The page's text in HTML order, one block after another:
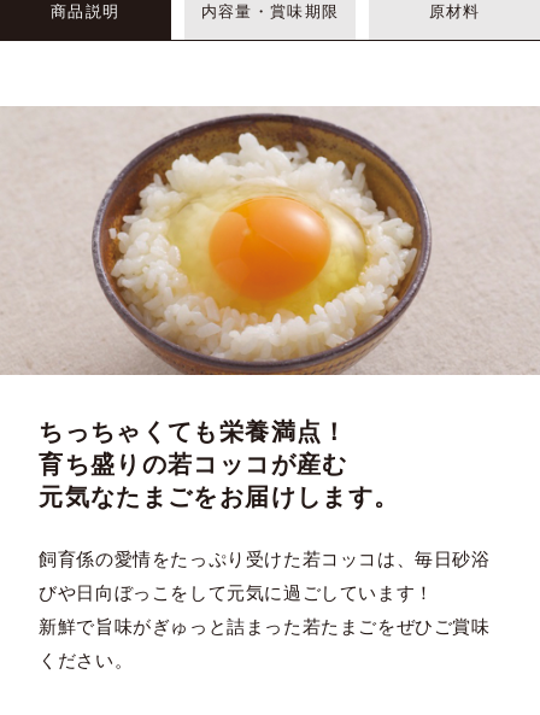
商品説明 内容量・賞味期限 原材料
ちっちゃくても栄養満点！
育ち盛りの若コッコが産む
元気なたまごをお届けします。
飼育係の愛情をたっぷり受けた若コッコは、毎日砂浴
びや日向ぼっこをして元気に過ごしています！
新鮮で旨味がぎゅっと詰まった若たまごをぜひご賞味
ください。